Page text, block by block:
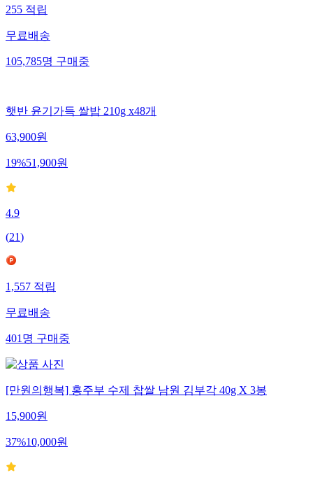
255적립
무료배송
105,785명구매중
햇반 윤기가득 쌀밥 210g x48개
63,900원
19%51,900원
4.9
(21)
1,557적립
무료배송
401명구매중
[만원의행복] 홍주부 수제 찹쌀 남원 김부각 40g X 3봉
15,900원
37%10,000원